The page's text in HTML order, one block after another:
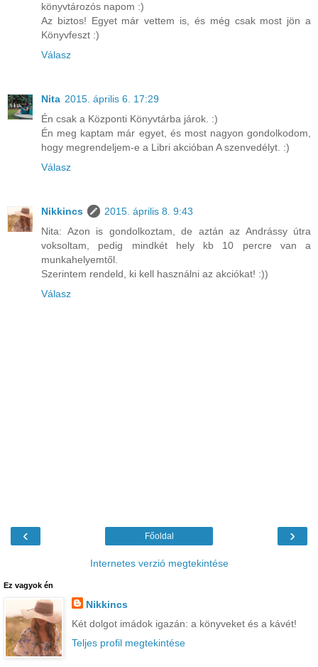
könyvtározós napom :)
Az biztos! Egyet már vettem is, és még csak most jön a
Könyvfeszt :)
Válasz
Nita 2015. április 6. 17:29
Én csak a Központi Könyvtárba járok. :)
Én meg kaptam már egyet, és most nagyon gondolkodom,
hogy megrendeljem-e a Libri akcióban A szenvedélyt. :)
Válasz
Nikkincs
2015. április 8. 9:43
Nita: Azon is gondolkoztam, de aztán az Andrássy útra
voksoltam, pedig mindkét hely kb 10 percre van a
munkahelyemtől.
Szerintem rendeld, ki kell használni az akciókat! :))
Válasz
‹ ›
Főoldal
Internetes verzió megtekintése
Ez vagyok én
Nikkincs
Két dolgot imádok igazán: a könyveket és a kávét!
Teljes profil megtekintése